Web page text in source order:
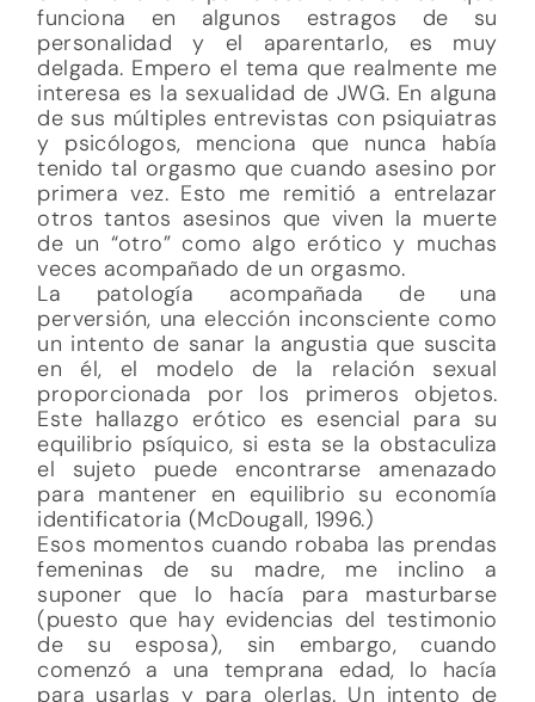
funciona en algunos estragos de su
personalidad y el aparentarlo, es muy
delgada. Empero el tema que realmente me
interesa es la sexualidad de JWG. En alguna
de sus múltiples entrevistas con psiquiatras
y psicólogos, menciona que nunca había
tenido tal orgasmo que cuando asesino por
primera vez. Esto me remitió a entrelazar
otros tantos asesinos que viven la muerte
de un “otro” como algo erótico y muchas
veces acompañado de un orgasmo.
La patología acompañada de una
perversión, una elección inconsciente como
un intento de sanar la angustia que suscita
en él, el modelo de la relación sexual
proporcionada por los primeros objetos.
Este hallazgo erótico es esencial para su
equilibrio psíquico, si esta se la obstaculiza
el sujeto puede encontrarse amenazado
para mantener en equilibrio su economía
identificatoria (McDougall, 1996.)
Esos momentos cuando robaba las prendas
femeninas de su madre, me inclino a
suponer que lo hacía para masturbarse
(puesto que hay evidencias del testimonio
de su esposa), sin embargo, cuando
comenzó a una temprana edad, lo hacía
para usarlas y para olerlas. Un intento de